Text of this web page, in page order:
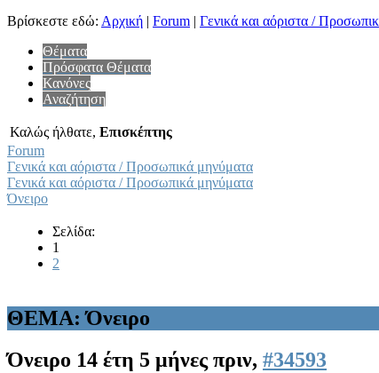
Βρίσκεστε εδώ: Αρχική | Forum | Γενικά και αόριστα /
Θέματα
Πρόσφατα Θέματα
Κανόνες
Αναζήτηση
Καλώς ήλθατε, Επισκέπτης
Forum
Γενικά και αόριστα / Προσωπικά μηνύματα
Γενικά και αόριστα / Προσωπικά μηνύματα
Όνειρο
Σελίδα:
1
2
ΘΕΜΑ: Όνειρο
Όνειρο 14 έτη 5 μήνες πριν, #34593